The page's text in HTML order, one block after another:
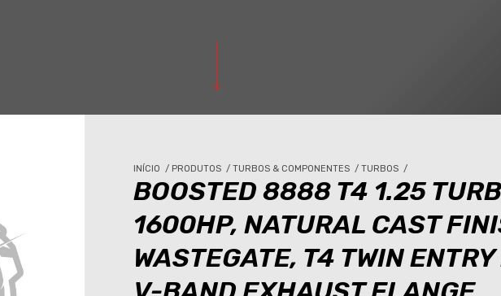
INÍCIO / PRODUTOS / TURBOS & COMPONENTES / TURBOS /
BOOSTED 8888 T4 1.25
1600HP, NATURAL CAST
WASTEGATE, T4 TWIN